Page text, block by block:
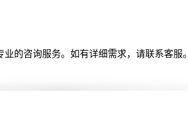
的咨询服务。如有详细需求，请联系客服。